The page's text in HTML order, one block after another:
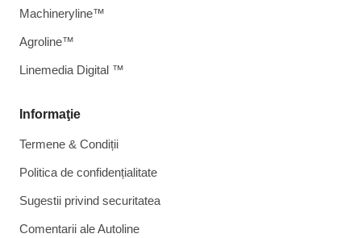
Informaţie
Termene & Condiții
Politica de confidențialitate
Sugestii privind securitatea
Comentarii ale Autoline
Machineryline™
Agroline™
Linemedia Digital ™